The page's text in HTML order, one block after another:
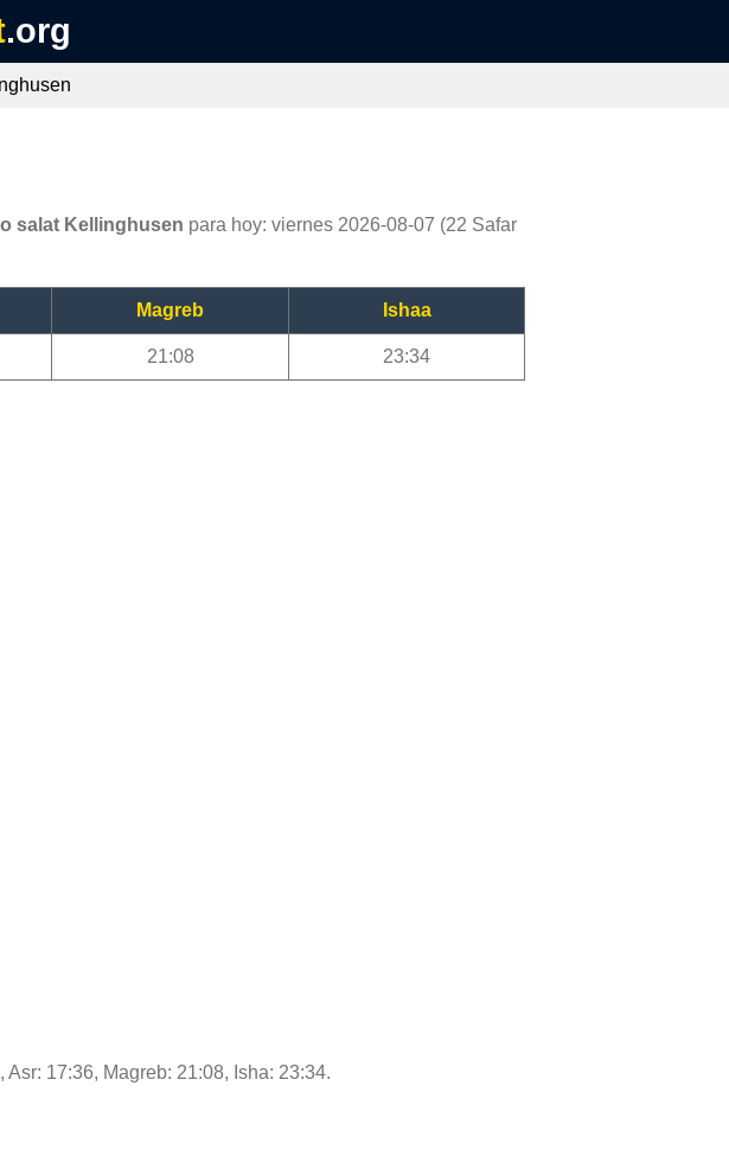
.org
salat Kellinghusen para hoy: viernes 2026-08-07 (22 Safar
Magreb Ishaa
21:08 23:34
17:36, Magreb: 21:08, Isha: 23:34.